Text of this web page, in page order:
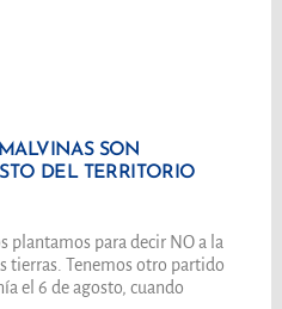
SON
DEL TERRITORIO
plantamos para decir NO a la
tierras. Tenemos otro partido
el 6 de agosto, cuando